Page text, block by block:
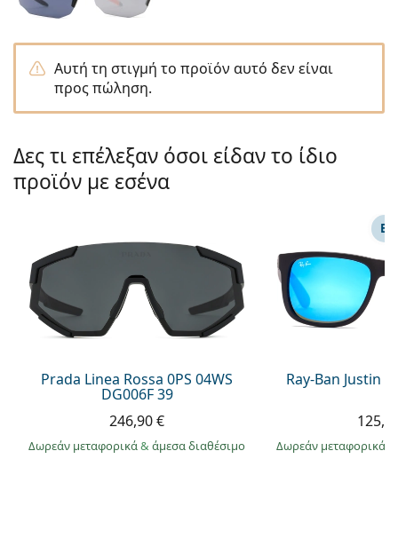
Όλες οι μάρκες
Persol
Prada
Όλες οι μάρκες
Όλα τα υγρά φακών
Αυτή τη στιγμή το προϊόν αυτό δεν είναι
προς πώληση.
Δες τι επέλεξαν όσοι είδαν το ίδιο
προϊόν με εσένα
Prada Linea Rossa 0PS 04WS
DG006F 39
246,90 €
Δωρεάν μεταφορικά& άμεσα διαθέσιμο
Ray-Ban Justin
Δωρεάν μεταφορικά